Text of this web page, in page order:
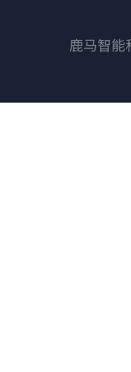
鹿马智